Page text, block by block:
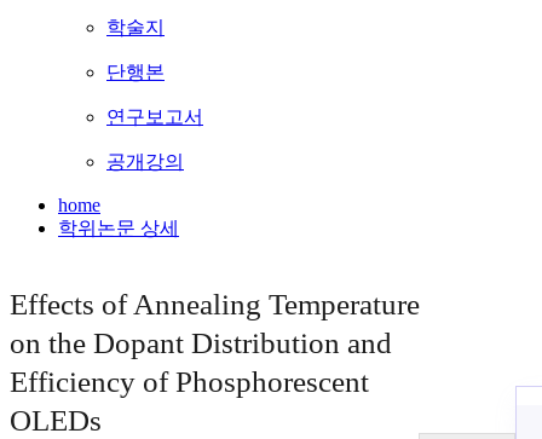
학술지
단행본
연구보고서
공개강의
home
학위논문 상세
Effects of Annealing Temperature
on the Dopant Distribution and
Efficiency of Phosphorescent
OLEDs